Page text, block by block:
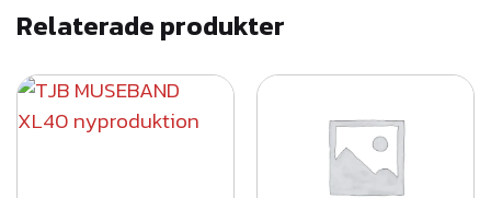
å
ä
n
Relaterade produkter